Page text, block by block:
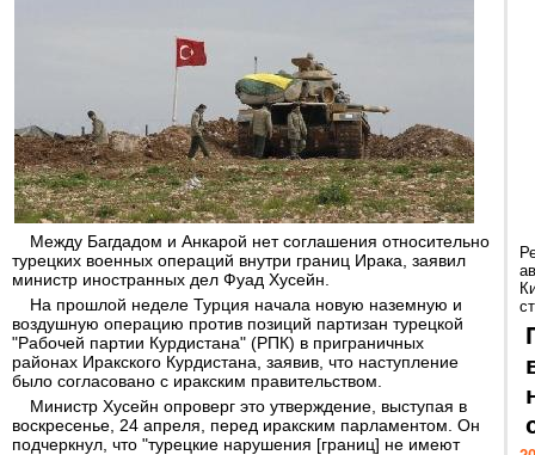
Между Багдадом и Анкарой нет соглашения относительно
турецких военных операций внутри границ Ирака, заявил
министр иностранных дел Фуад Хусейн.
На прошлой неделе Турция начала новую наземную и
воздушную операцию против позиций партизан турецкой
"Рабочей партии Курдистана" (РПК) в приграничных
районах Иракского Курдистана, заявив, что наступление
было согласовано с иракским правительством.
Министр Хусейн опроверг это утверждение, выступая в
воскресенье, 24 апреля, перед иракским парламентом. Он
подчеркнул, что "турецкие нарушения [границ] не имеют